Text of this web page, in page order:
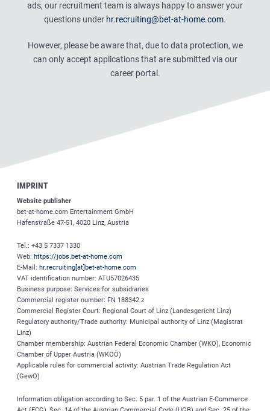
ads, our recruitment team is always happy to answer your
questions under hr.recruiting@bet-at-home.com.
However, please be aware that, due to data protection, we
can only accept applications that are submitted via our
career portal.
IMPRINT
Website publisher
bet-at-home.com Entertainment GmbH
Hafenstraße 47-51, 4020 Linz, Austria
Tel.: +43 5 7337 1330
Web: https://jobs.bet-at-home.com
E-Mail: hr.recruiting[at]bet-at-home.com
VAT identification number: ATU57026435
Business purpose: Services for subsidiaries
Commercial register number: FN 188342 z
Commercial Register Court: Regional Court of Linz (Landesgericht Linz)
Regulatory authority/Trade authority: Municipal authority of Linz (Magistrat
Linz)
Chamber membership: Austrian Federal Economic Chamber (WKO), Economic
Chamber of Upper Austria (WKOÖ)
Applicable rules for commercial activity: Austrian Trade Regulation Act
(GewO)
Information obligation according to Sec. 5 par. 1 of the Austrian E-Commerce